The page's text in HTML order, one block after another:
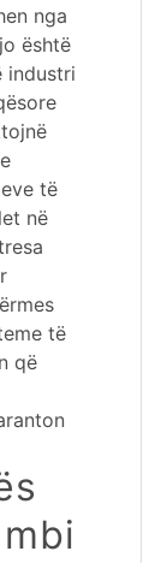
nga
është
industri
të
në
të
që